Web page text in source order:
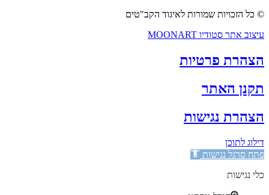
© כל הזכויות שמורות לאיגוד הקב"טים
עיצוב אתר סטודיו MOONART
הצהרת פרטיות
תקנן האתר
הצהרת נגישות
דילוג לתוכן
פתח סרגל נגישות
כלי נגישות